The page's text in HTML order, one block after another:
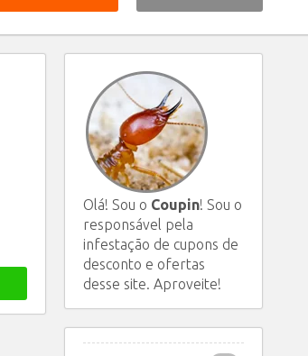
Olá! Sou o Coupin! Sou o
responsável pela
infestação de cupons de
desconto e ofertas
desse site. Aproveite!